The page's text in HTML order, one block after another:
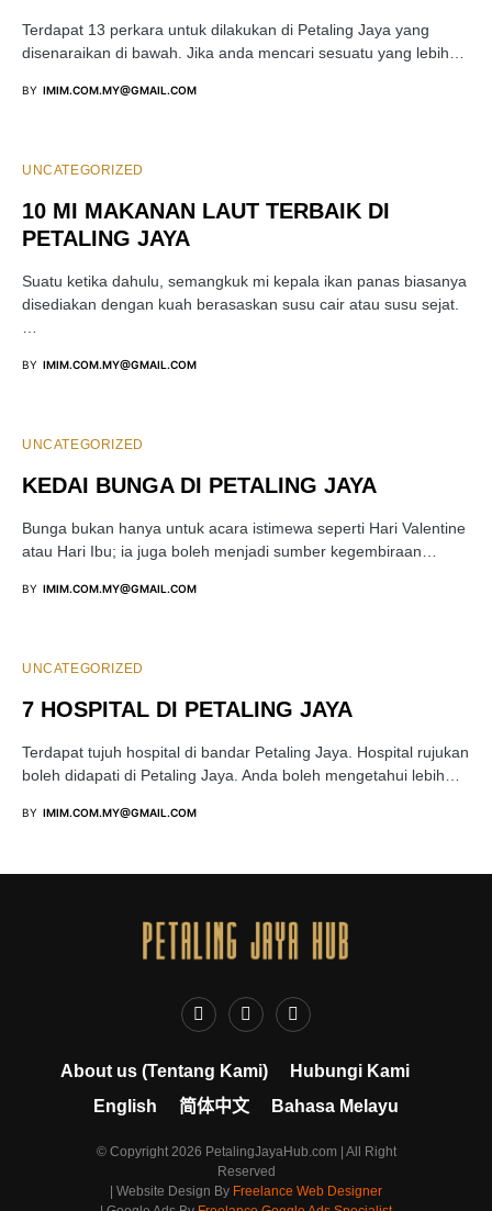
Terdapat 13 perkara untuk dilakukan di Petaling Jaya yang
disenaraikan di bawah. Jika anda mencari sesuatu yang lebih…
BY IMIM.COM.MY@GMAIL.COM
UNCATEGORIZED
10 MI MAKANAN LAUT TERBAIK DI
PETALING JAYA
Suatu ketika dahulu, semangkuk mi kepala ikan panas biasanya
disediakan dengan kuah berasaskan susu cair atau susu sejat.
BY IMIM.COM.MY@GMAIL.COM
UNCATEGORIZED
KEDAI BUNGA DI PETALING JAYA
Bunga bukan hanya untuk acara istimewa seperti Hari Valentine
atau Hari Ibu; ia juga boleh menjadi sumber kegembiraan…
BY IMIM.COM.MY@GMAIL.COM
UNCATEGORIZED
7 HOSPITAL DI PETALING JAYA
Terdapat tujuh hospital di bandar Petaling Jaya. Hospital rujukan
boleh didapati di Petaling Jaya. Anda boleh mengetahui lebih…
BY IMIM.COM.MY@GMAIL.COM
About us (Tentang Kami)
Hubungi Kami
English
简体中文 Bahasa Melayu
© Copyright 2026 PetalingJayaHub.com | All Right
Reserved
| Website Design By Freelance Web Designer